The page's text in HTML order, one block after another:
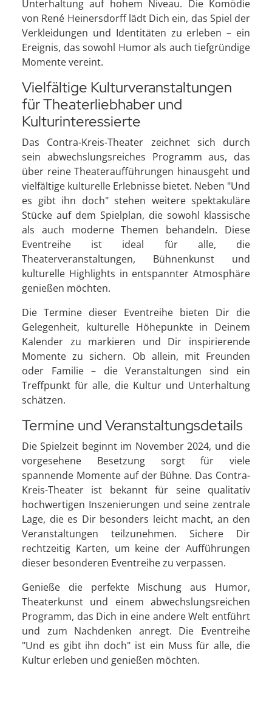
Unterhaltung auf hohem Niveau. Die Komödie
von René Heinersdorff lädt Dich ein, das Spiel der
Verkleidungen und Identitäten zu erleben – ein
Ereignis, das sowohl Humor als auch tiefgründige
Momente vereint.
Vielfältige Kulturveranstaltungen
für Theaterliebhaber und
Kulturinteressierte
Das Contra-Kreis-Theater zeichnet sich durch
sein abwechslungsreiches Programm aus, das
über reine Theateraufführungen hinausgeht und
vielfältige kulturelle Erlebnisse bietet. Neben "Und
es gibt ihn doch" stehen weitere spektakuläre
Stücke auf dem Spielplan, die sowohl klassische
als auch moderne Themen behandeln. Diese
Eventreihe ist ideal für alle, die
Theaterveranstaltungen, Bühnenkunst und
kulturelle Highlights in entspannter Atmosphäre
genießen möchten.
Die Termine dieser Eventreihe bieten Dir die
Gelegenheit, kulturelle Höhepunkte in Deinem
Kalender zu markieren und Dir inspirierende
Momente zu sichern. Ob allein, mit Freunden
oder Familie – die Veranstaltungen sind ein
Treffpunkt für alle, die Kultur und Unterhaltung
schätzen.
Termine und Veranstaltungsdetails
Die Spielzeit beginnt im November 2024, und die
vorgesehene Besetzung sorgt für viele
spannende Momente auf der Bühne. Das Contra-
Kreis-Theater ist bekannt für seine qualitativ
hochwertigen Inszenierungen und seine zentrale
Lage, die es Dir besonders leicht macht, an den
Veranstaltungen teilzunehmen. Sichere Dir
rechtzeitig Karten, um keine der Aufführungen
dieser besonderen Eventreihe zu verpassen.
Genieße die perfekte Mischung aus Humor,
Theaterkunst und einem abwechslungsreichen
Programm, das Dich in eine andere Welt entführt
und zum Nachdenken anregt. Die Eventreihe
"Und es gibt ihn doch" ist ein Muss für alle, die
Kultur erleben und genießen möchten.